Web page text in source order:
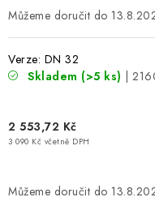
Verze: DN 32
Skladem (>5 ks) |
2 553,72 Kč
3 090 Kč včetně DPH